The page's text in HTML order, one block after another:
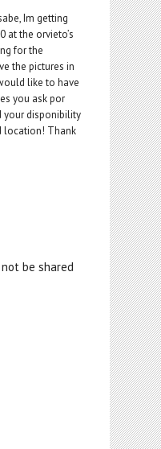
Im getting
at the orvieto’s
for the
the pictures in
like to have
you ask por
your disponibility
location! Thank
be shared